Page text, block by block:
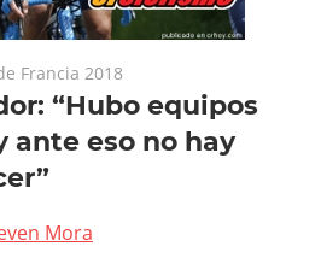
Francia 2018
“Hubo equipos
ante eso no hay
Mora